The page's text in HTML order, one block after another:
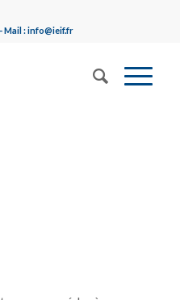
- Mail : info@ieif.fr